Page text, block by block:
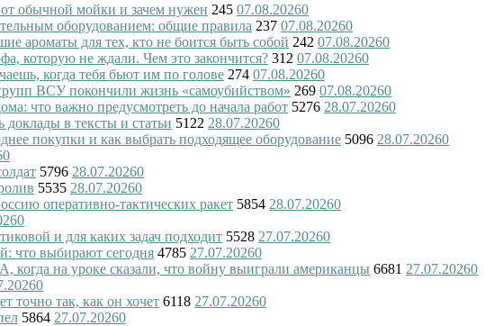
обычной мойки и зачем нужен 245 07.08.20260
оборудованием: общие правила 237 07.08.20260
ароматы для тех, кто не боится быть собой 242 07.08.20260
которую не ждали. Чем это закончится? 312 07.08.20260
когда тебя бьют им по голове 274 07.08.20260
ВСУ покончили жизнь «самоубийством» 269 07.08.20260
что важно предусмотреть до начала работ 5276 28.07.20260
доклады в тексты и статьи 5122 28.07.20260
покупки и как выбрать подходящее оборудование 5096 28.07.20260
0
5796 28.07.20260
5535 28.07.20260
оперативно-тактических ракет 5854 28.07.20260
0
и для каких задач подходит 5528 27.07.20260
что выбирают сегодня 4785 27.07.20260
когда на уроке сказали, что войну выиграли американцы 6681 27.07.20260
0
точно так, как он хочет 6118 27.07.20260
5864 27.07.20260